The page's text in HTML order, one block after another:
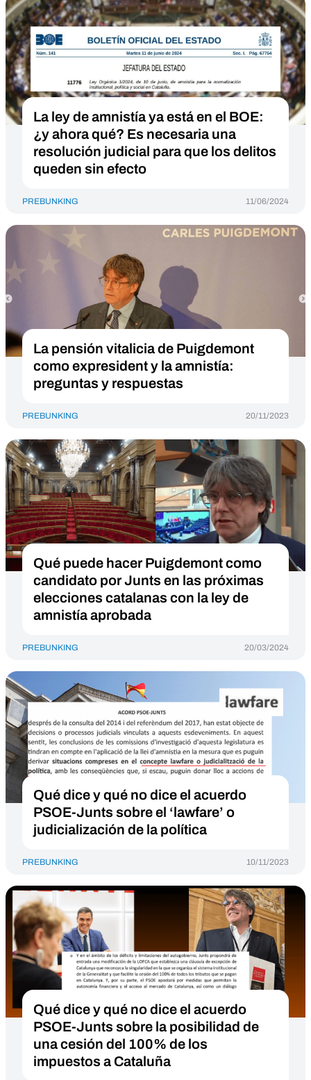
La ley de amnistía ya está en el BOE:
¿y ahora qué? Es necesaria una
resolución judicial para que los delitos
queden sin efecto
PREBUNKING 11/06/2024
La pensión vitalicia de Puigdemont
como expresident y la amnistía:
preguntas y respuestas
PREBUNKING 20/11/2023
Qué puede hacer Puigdemont como
candidato por Junts en las próximas
elecciones catalanas con la ley de
amnistía aprobada
PREBUNKING 20/03/2024
Qué dice y qué no dice el acuerdo
PSOE-Junts sobre el ‘lawfare’ o
judicialización de la política
PREBUNKING 10/11/2023
Qué dice y qué no dice el acuerdo
PSOE-Junts sobre la posibilidad de
una cesión del 100% de los
impuestos a Cataluña